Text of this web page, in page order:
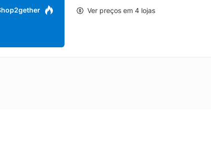
Ver preços em 4 lojas